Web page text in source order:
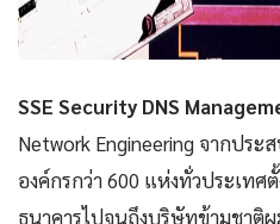
SSE Security DNS
Network Engineering จากปร
องค์กรกว่า 600 แห่งทั่วประเทศ
ธนาคารไปจนถึงบริษัทข้ามชาติผ